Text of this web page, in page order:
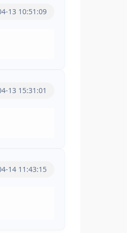
13 10:51:09
13 15:31:01
14 11:43:15